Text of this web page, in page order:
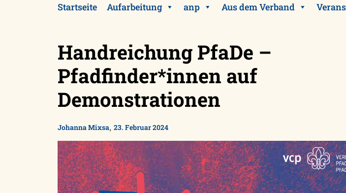
Startseite Aufarbeitung anp Aus dem Verband
Handreichung PfaDe –
Pfadfinder*innen auf
Demonstrationen
Johanna Mixsa, 23. Februar 2024